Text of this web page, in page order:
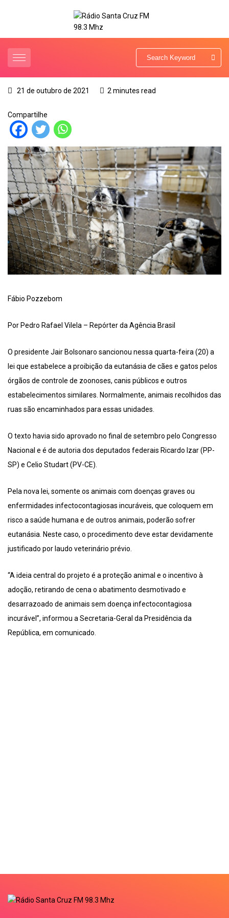
21 de outubro de 2021 2 minutes read
Compartilhe
Fábio Pozzebom
Por Pedro Rafael Vilela – Repórter da Agência Brasil
O presidente Jair Bolsonaro sancionou nessa quarta-feira (20) a
lei que estabelece a proibição da eutanásia de cães e gatos pelos
órgãos de controle de zoonoses, canis públicos e outros
estabelecimentos similares. Normalmente, animais recolhidos das
ruas são encaminhados para essas unidades.
O texto havia sido aprovado no final de setembro pelo Congresso
Nacional e é de autoria dos deputados federais Ricardo Izar (PP-
SP) e Celio Studart (PV-CE).
Pela nova lei, somente os animais com doenças graves ou
enfermidades infectocontagiosas incuráveis, que coloquem em
risco a saúde humana e de outros animais, poderão sofrer
eutanásia. Neste caso, o procedimento deve estar devidamente
justificado por laudo veterinário prévio.
“A ideia central do projeto é a proteção animal e o incentivo à
adoção, retirando de cena o abatimento desmotivado e
desarrazoado de animais sem doença infectocontagiosa
incurável”, informou a Secretaria-Geral da Presidência da
República, em comunicado.